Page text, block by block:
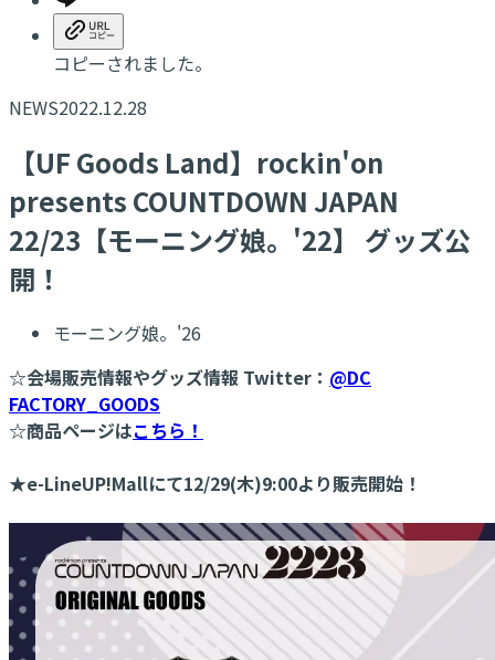
コピーされました。
NEWS2022.12.28
【UF Goods Land】rockin'on
presents COUNTDOWN JAPAN
22/23【モーニング娘。'22】 グッズ公
開！
モーニング娘。'26
☆会場販売情報やグッズ情報 Twitter： @DC
FACTORY_GOODS
☆商品ページはこちら！
★e-LineUP!Mallにて12/29(木)9:00より販売開始！